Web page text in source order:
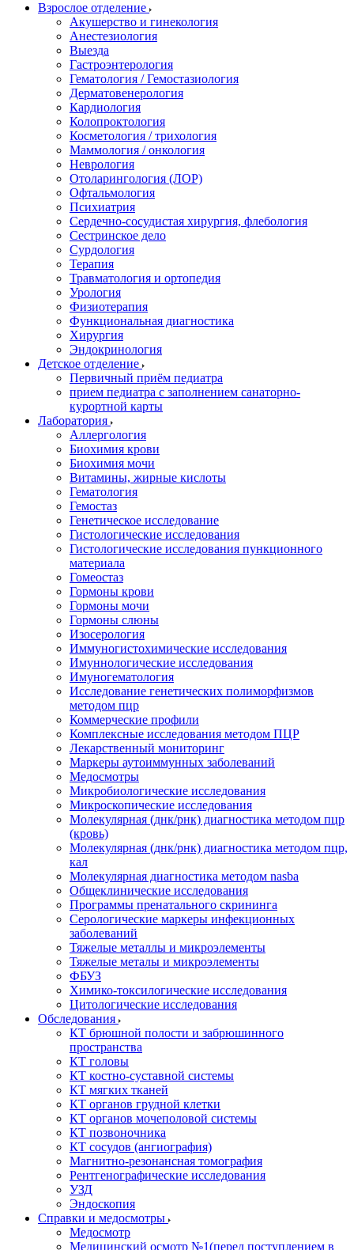
Взрослое отделение
Акушерство и гинекология
Анестезиология
Выезда
Гастроэнтерология
Гематология / Гемостазиология
Дерматовенерология
Кардиология
Колопроктология
Косметология / трихология
Маммология / онкология
Неврология
Отоларингология (ЛОР)
Офтальмология
Психиатрия
Сердечно-сосудистая хирургия, флебология
Сестринское дело
Сурдология
Терапия
Травматология и ортопедия
Урология
Физиотерапия
Функциональная диагностика
Хирургия
Эндокринология
Детское отделение
Первичный приём педиатра
прием педиатра с заполнением санаторно-
курортной карты
Лаборатория
Аллергология
Биохимия крови
Биохимия мочи
Витамины, жирные кислоты
Гематология
Гемостаз
Генетическое исследование
Гистологические исследования
Гистологические исследования пункционного
материала
Гомеостаз
Гормоны крови
Гормоны мочи
Гормоны слюны
Изосерология
Иммуногистохимические исследования
Имуннологические исследования
Имуногематология
Исследование генетических полиморфизмов
методом пцр
Коммерческие профили
Комплексные исследования методом ПЦР
Лекарственный мониторинг
Маркеры аутоиммунных заболеваний
Медосмотры
Микробиологические исследования
Микроскопические исследования
Молекулярная (днк/рнк) диагностика методом пцр
(кровь)
Молекулярная (днк/рнк) диагностика методом пцр,
кал
Молекулярная диагностика методом nasba
Общеклинические исследования
Программы пренатального скрининга
Серологические маркеры инфекционных
заболеваний
Тяжелые металлы и микроэлементы
Тяжелые металы и микроэлементы
ФБУЗ
Химико-токсилогические исследования
Цитологические исследования
Обследования
КТ брюшной полости и забрюшинного
пространства
КТ головы
КТ костно-суставной системы
КТ мягких тканей
КТ органов грудной клетки
КТ органов мочеполовой системы
КТ позвоночника
КТ сосудов (ангиография)
Магнитно-резонансная томография
Рентгенографические исследования
УЗД
Эндоскопия
Справки и медосмотры
Медосмотр
Медицинский осмотр №1(перед поступлением в